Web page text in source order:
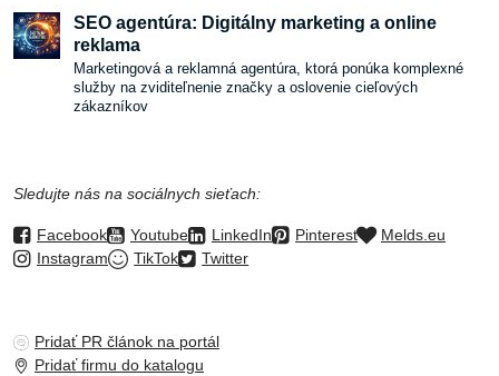
SEO agentúra: Digitálny marketing a online
reklama
Marketingová a reklamná agentúra, ktorá ponúka komplexné
služby na zviditeľnenie značky a oslovenie cieľových
zákazníkov
Sledujte nás na sociálnych sieťach:
Facebook Youtube LinkedIn Pinterest
Melds.eu
Instagram
TikTok Twitter
Pridať PR článok na portál
Pridať firmu do katalogu